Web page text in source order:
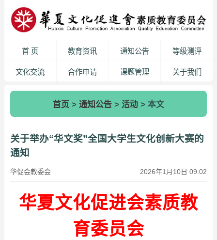
首 页 教育资讯 通知公告 等级测评
文化交流 合作申请 课题管理 关于我们
首页 > 通知公告> 活动> 本文
关于举办“华文奖”全国大学生文化创新大赛的
通知
华促会教委会 2026年1月10日 09:02
华夏文化促进会素质教
育委员会